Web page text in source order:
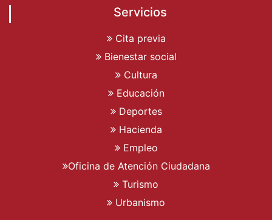
Servicios
Cita previa
Bienestar social
Cultura
Educación
Deportes
Hacienda
Empleo
Oficina de Atención Ciudadana
Turismo
Urbanismo